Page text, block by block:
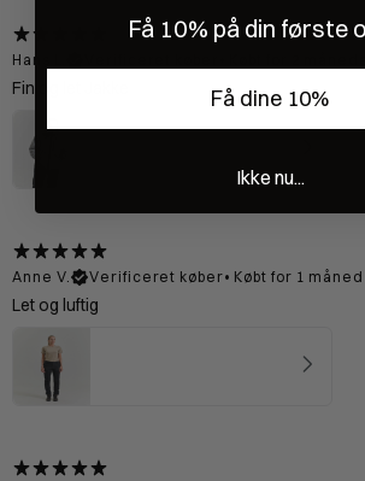
Hans L.
Fin og let Jakke
Preikestolen Skaljakke Mand - Grey
3 anmeldelser
Anne V.
Verificeret køber• Købt for 1
Let og luftig
Få 10% på din første
Få dine 10%
Ikke nu...